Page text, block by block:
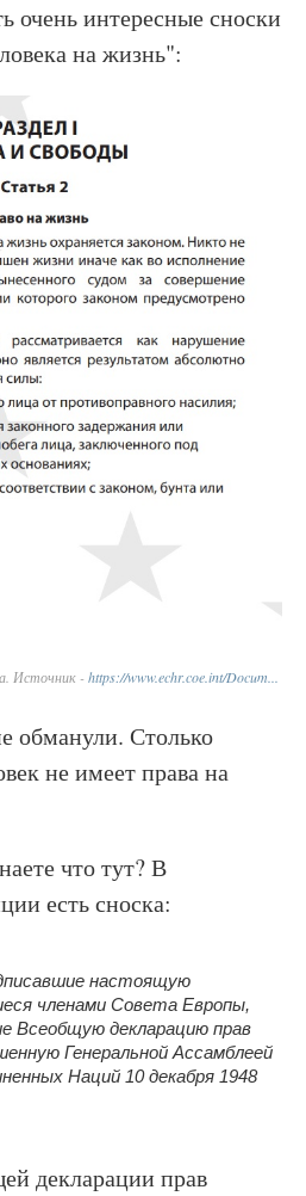
очень интересные сноски
на жизнь":
Источник - https://www.echr.coe.int/Docum...
обманули. Столько
не имеет права на
что тут? В
есть сноска:
настоящую
членами Совета Европы,
Всеобщую декларацию прав
Генеральной Ассамблеей
Наций 10 декабря 1948
декларации прав